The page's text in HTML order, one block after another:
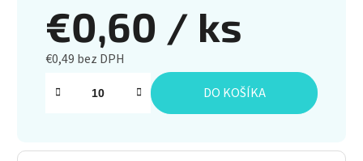
€0,60 / ks
€0,49 bez DPH
Jednotková cena:
DO KOŠÍKA